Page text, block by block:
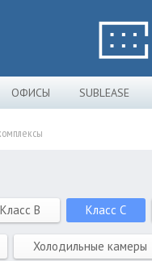
ОФИСЫ SUBLEASE
Класс B Класс C
Холодильные камеры